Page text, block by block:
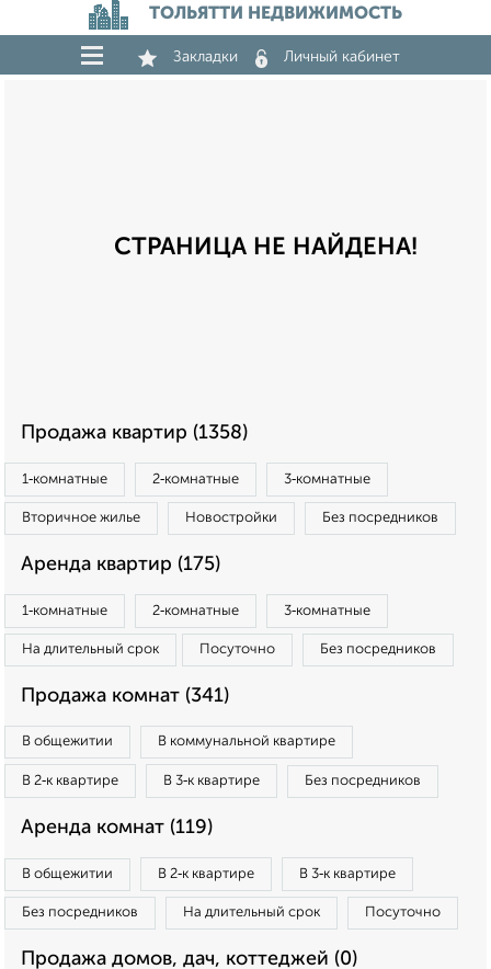
ТОЛЬЯТТИ НЕДВИЖИМОСТЬ
Закладки Личный кабинет
СТРАНИЦА НЕ НАЙДЕНА!
Продажа квартир (1358)
1‑комнатные 2‑комнатные 3‑комнатные
Вторичное жилье Новостройки Без посредников
Аренда квартир (175)
1‑комнатные 2‑комнатные 3‑комнатные
На длительный срок Посуточно Без посредников
Продажа комнат (341)
В общежитии В коммунальной квартире
В 2‑к квартире В 3‑к квартире Без посредников
Аренда комнат (119)
В общежитии В 2‑к квартире В 3‑к квартире
Без посредников На длительный срок Посуточно
Продажа домов, дач, коттеджей (0)